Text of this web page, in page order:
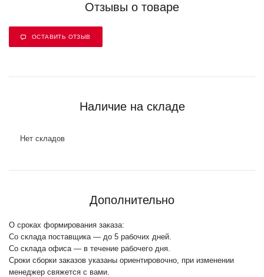
Отзывы о товаре
ОСТАВИТЬ ОТЗЫВ
Наличие на складе
Нет складов
Дополнительно
О сроках формирования заказа:
Со склада поставщика — до 5 рабочих дней.
Со склада офиса — в течение рабочего дня.
Сроки сборки заказов указаны ориентировочно, при изменении
менеджер свяжется с вами.